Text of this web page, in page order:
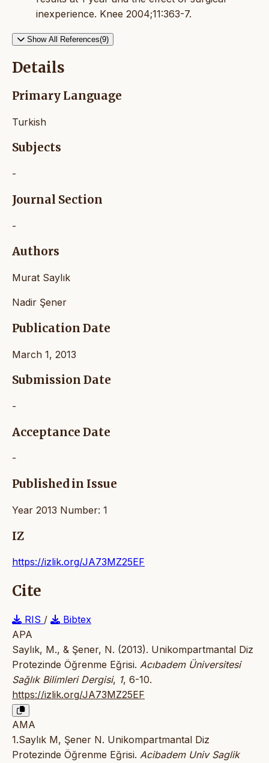
inexperience. Knee 2004;11:363-7.
Show All References(9)
Details
Primary Language
Turkish
Subjects
-
Journal Section
-
Authors
Murat Saylık
Nadir Şener
Publication Date
March 1, 2013
Submission Date
-
Acceptance Date
-
Published in Issue
Year 2013 Number: 1
IZ
https://izlik.org/JA73MZ25EF
Cite
RIS /
Bibtex
APA
Saylık, M., & Şener, N. (2013). Unikompartmantal Diz
Protezinde Öğrenme Eğrisi. Acıbadem Üniversitesi
Sağlık Bilimleri Dergisi, 1, 6-10.
https://izlik.org/JA73MZ25EF
AMA
1.Saylık M, Şener N. Unikompartmantal Diz
Protezinde Öğrenme Eğrisi. Acibadem Univ Saglik